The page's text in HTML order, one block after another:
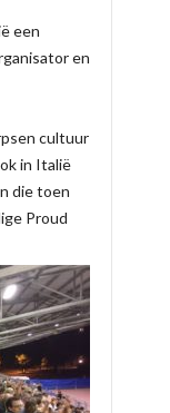
een
en
cultuur
in Italië
die toen
Proud